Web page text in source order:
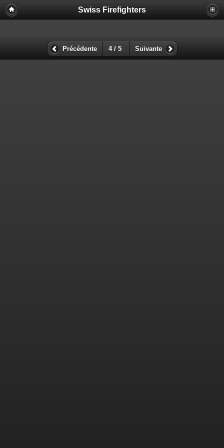
Swiss Firefighters
Précédente 4 / 5 Suivante